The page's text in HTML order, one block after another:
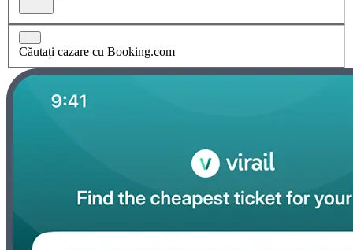
Căutați cazare cu Booking.com